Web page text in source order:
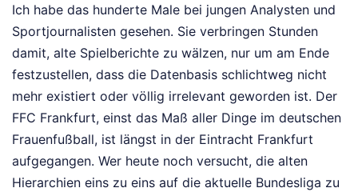
Ich habe das hunderte Male bei jungen Analysten und
Sportjournalisten gesehen. Sie verbringen Stunden
damit, alte Spielberichte zu wälzen, nur um am Ende
festzustellen, dass die Datenbasis schlichtweg nicht
mehr existiert oder völlig irrelevant geworden ist. Der
FFC Frankfurt, einst das Maß aller Dinge im deutschen
Frauenfußball, ist längst in der Eintracht Frankfurt
aufgegangen. Wer heute noch versucht, die alten
Hierarchien eins zu eins auf die aktuelle Bundesliga zu